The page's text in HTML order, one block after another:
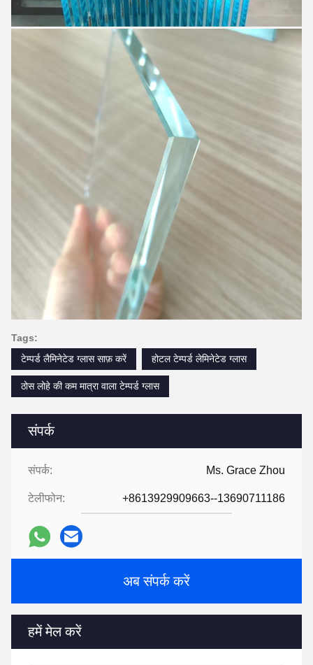
संपर्क
संपर्क: Ms. Grace Zhou
टेलीफोन: +8613929909663--13690711186
अब संपर्क करें
हमें मेल करें
Tags:
टेम्पर्ड लैमिनेटेड ग्लास साफ़ करें
होटल टेम्पर्ड लेमिनेटेड ग्लास
ठोस लोहे की कम मात्रा वाला टेम्पर्ड ग्लास